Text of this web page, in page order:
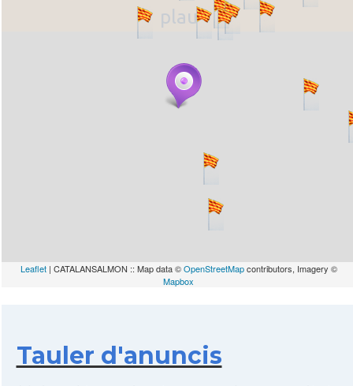
plau
Leaflet| CATALANSALMON :: Map data ©OpenStreetMapcontributors, Imagery ©
Mapbox
Tauler d'anuncis